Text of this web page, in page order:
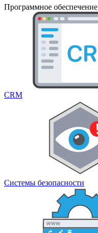
Программное обеспечение
CRM
Системы безопасности